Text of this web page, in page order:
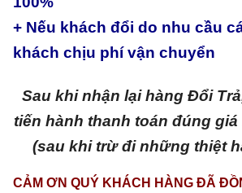
+ Nếu khách đổi do nhu cầu
khách chịu phí vận chuyển
Sau khi nhận lại hàng Đổi
tiến hành thanh toán đúng giá
(sau khi trừ đi những thiệt
CẢM ƠN QUÝ KHÁCH HÀNG ĐÃ